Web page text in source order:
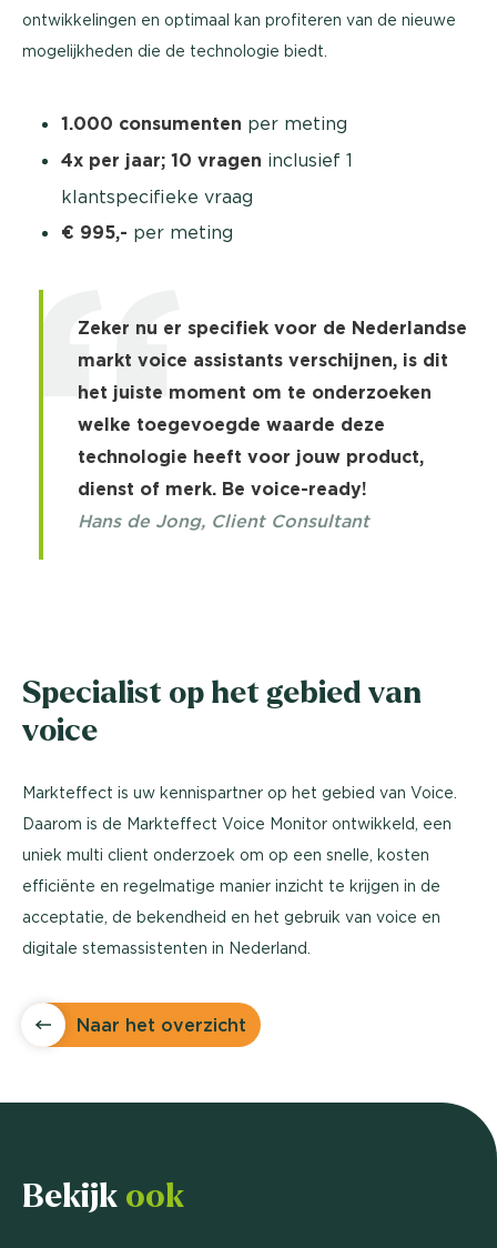
ontwikkelingen en optimaal kan profiteren van de nieuwe
mogelijkheden die de technologie biedt.
1.000 consumenten per meting
4x per jaar; 10 vragen inclusief 1
klantspecifieke vraag
€ 995,- per meting
Zeker nu er specifiek voor de Nederlandse
markt voice assistants verschijnen, is dit
het juiste moment om te onderzoeken
welke toegevoegde waarde deze
technologie heeft voor jouw product,
dienst of merk. Be voice-ready!
Hans de Jong, Client Consultant
Specialist op het gebied van
voice
Markteffect is uw kennispartner op het gebied van Voice.
Daarom is de Markteffect Voice Monitor ontwikkeld, een
uniek multi client onderzoek om op een snelle, kosten
efficiënte en regelmatige manier inzicht te krijgen in de
acceptatie, de bekendheid en het gebruik van voice en
digitale stemassistenten in Nederland.
Naar het overzicht
Bekijk ook